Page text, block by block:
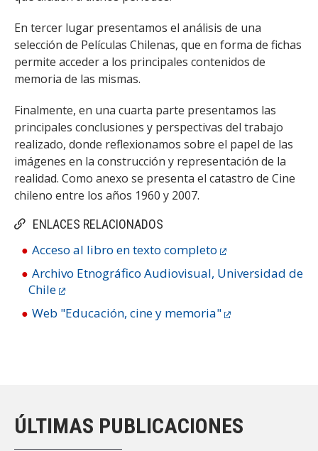
ENLACES RELACIONADOS
Acceso al libro en texto completo
Archivo Etnográfico Audiovisual, Universidad de
Chile
Web "Educación, cine y memoria"
En tercer lugar presentamos el análisis de una
selección de Películas Chilenas, que en forma de fichas
permite acceder a los principales contenidos de
memoria de las mismas.
Finalmente, en una cuarta parte presentamos las
principales conclusiones y perspectivas del trabajo
realizado, donde reflexionamos sobre el papel de las
imágenes en la construcción y representación de la
realidad. Como anexo se presenta el catastro de Cine
chileno entre los años 1960 y 2007.
ÚLTIMAS PUBLICACIONES